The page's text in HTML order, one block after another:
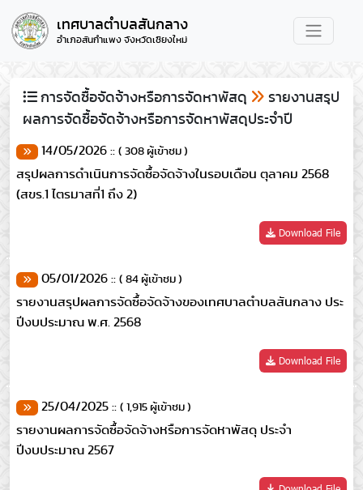
เทศบาลตำบลสันกลาง
อำเภอสันกำแพง จังหวัดเชียงใหม่
การจัดซื้อจัดจ้างหรือการจัดหาพัสดุ
รายงานสรุป
ผลการจัดซื้อจัดจ้างหรือการจัดหาพัสดุประจําปี
14/05/2026 :: ( 308 ผู้เข้าชม )
สรุปผลการดำเนินการจัดซื้อจัดจ้างในรอบเดือน ตุลาคม 2568
(สขร.1 ไตรมาสที่1 ถึง 2)
Download File
05/01/2026 :: ( 84 ผู้เข้าชม )
รายงานสรุปผลการจัดซื้อจัดจ้างของเทศบาลตำบลสันกลาง ประ
ปีงบประมาณ พ.ศ. 2568
Download File
25/04/2025 :: ( 1,915 ผู้เข้าชม )
รายงานผลการจัดซื้อจัดจ้างหรือการจัดหาพัสดุ ประจำ
ปีงบประมาณ 2567